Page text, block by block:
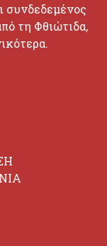
συνδεδεμένος
τη Φθιώτιδα,